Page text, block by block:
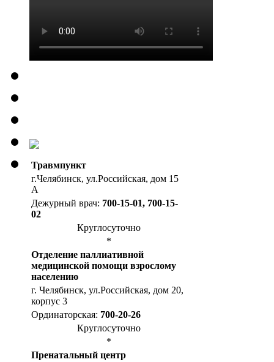
Травмпункт
г.Челябинск, ул.Российская, дом 15
А
Дежурный врач: 700-15-01, 700-15-
02
Круглосуточно
*
Отделение паллиативной
медицинской помощи взрослому
населению
г. Челябинск, ул.Российская, дом 20,
корпус 3
Ординаторская: 700-20-26
Круглосуточно
*
Пренатальный центр